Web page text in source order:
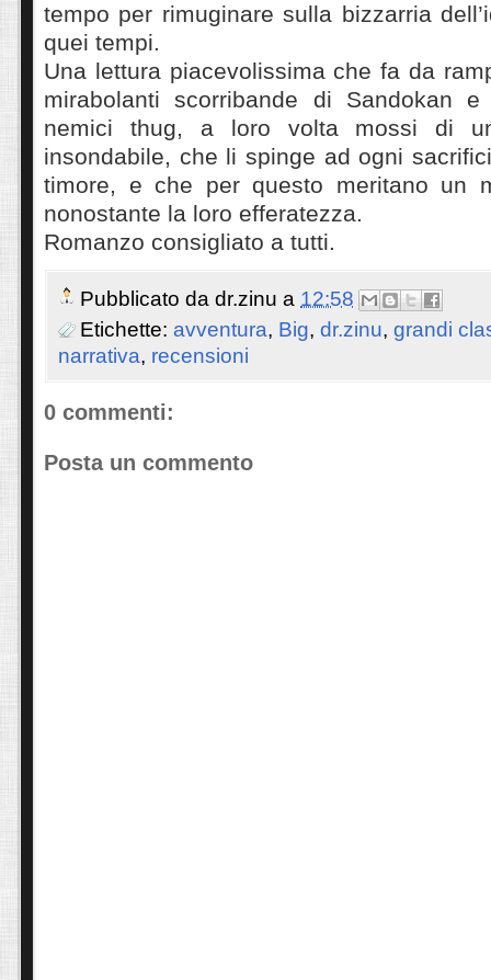
tempo per rimuginare sulla bizzarria
quei tempi.
Una lettura piacevolissima che fa da
mirabolanti scorribande di Sandokan
nemici thug, a loro volta mossi di
insondabile, che li spinge ad ogni
timore, e che per questo meritano un
nonostante la loro efferatezza.
Romanzo consigliato a tutti.
Pubblicato da dr.zinu a 12:58
Etichette: avventura, Big, dr.zinu, grandi
narrativa, recensioni
0 commenti:
Posta un commento